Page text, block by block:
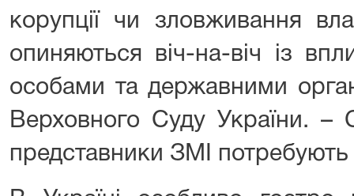
корупції чи зловживання
опиняються віч-на-віч із
особами та державними
Верховного Суду України. –
представники ЗМІ потребують